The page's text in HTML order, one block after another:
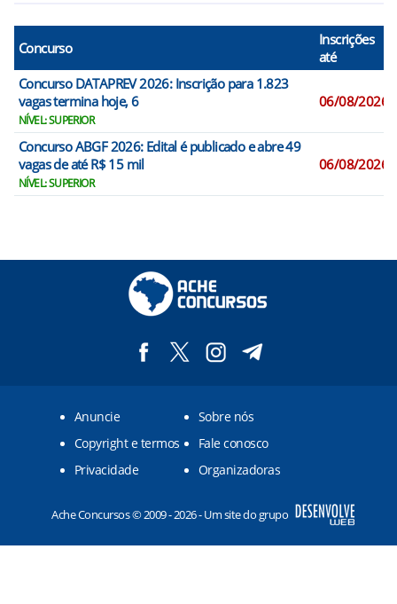
Concurso
Inscrições
até
Concurso DATAPREV 2026: Inscrição para 1.823
vagas termina hoje, 6
NÍVEL: SUPERIOR
06/08/2026
Concurso ABGF 2026: Edital é publicado e abre 49
vagas de até R$ 15 mil
NÍVEL: SUPERIOR
06/08/2026
Anuncie
Sobre nós
Copyright e termos
Fale conosco
Privacidade
Organizadoras
Ache Concursos © 2009 - 2026 - Um site do grupo